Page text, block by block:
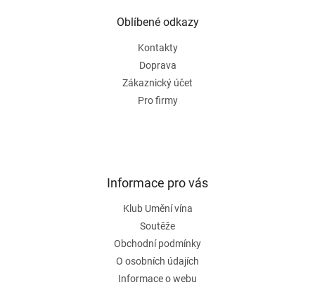
Oblíbené odkazy
Kontakty
Doprava
Zákaznický účet
Pro firmy
Informace pro vás
Klub Umění vína
Soutěže
Obchodní podmínky
O osobních údajích
Informace o webu